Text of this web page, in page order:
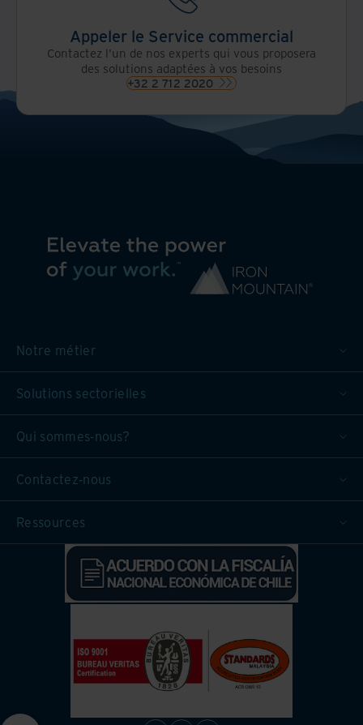
Appeler le Service commercial
Contactez l'un de nos experts qui vous proposera
des solutions adaptées à vos besoins
+32 2 712 2020
Notre métier
Solutions sectorielles
Qui sommes-nous?
Contactez-nous
Ressources